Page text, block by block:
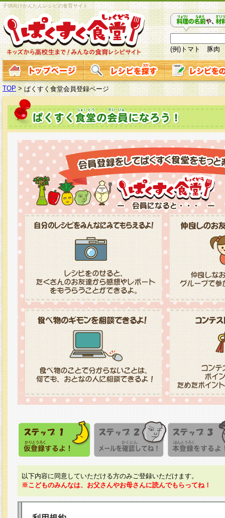
子供向けかんたんレシピの食育サイト
(例)トマト 豚肉
TOP > ぱくすく食堂会員登録ページ
以下内容に同意していただける方のみご登録いただけます。
※こどものみんなは、お父さんやお母さんに読んでもらってね！